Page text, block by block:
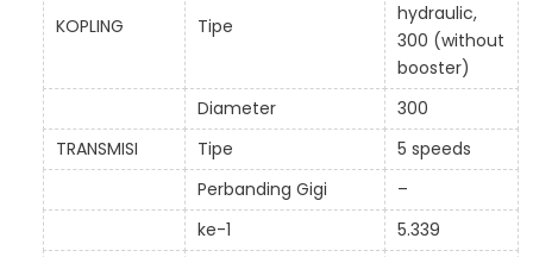
KOPLING Tipe
hydraulic,
300 (without
booster)
Diameter
300
TRANSMISI
Tipe
5 speeds
Perbanding Gigi
–
ke-1
5.339